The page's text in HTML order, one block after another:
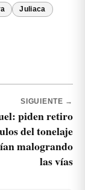
Juliaca
SIGUIENTE →
piden retiro
del tonelaje
malogrando
las vías